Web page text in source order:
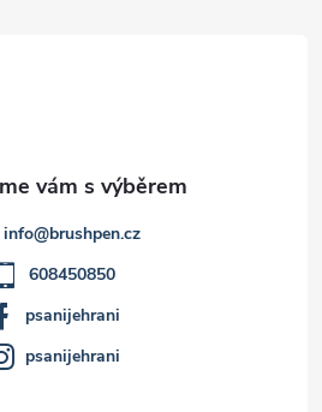
info@brushpen.cz
608450850
psanijehrani
psanijehrani